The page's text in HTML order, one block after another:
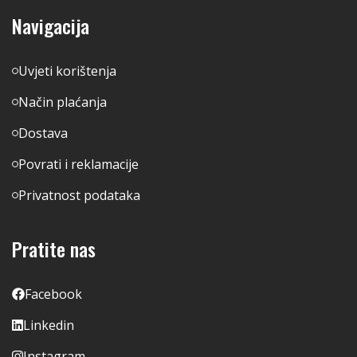
Navigacija
Uvjeti korištenja
Način plaćanja
Dostava
Povrati i reklamacije
Privatnost podataka
Pratite nas
Facebook
Linkedin